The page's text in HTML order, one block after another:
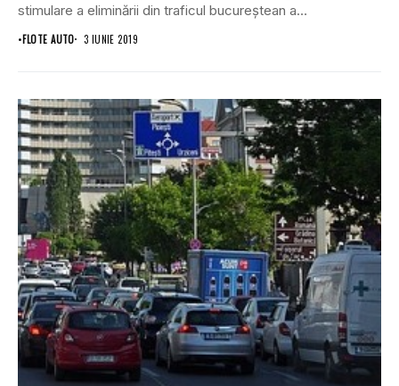
stimulare a eliminării din traficul bucureştean a
•FLOTE AUTO 3 IUNIE 2019